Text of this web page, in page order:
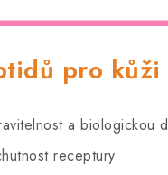
pro kůži
a biologickou
receptury.